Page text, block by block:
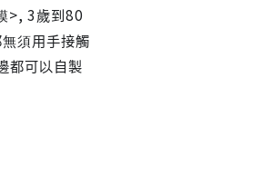
>, 3 歲到 80
無須用手接觸
都可以 自製